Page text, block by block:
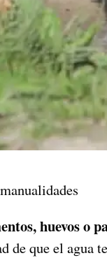
huevos o
de que el agua